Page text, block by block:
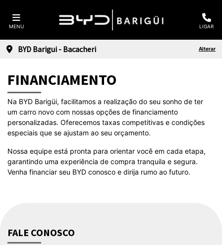
MENU LIGAR
BYD Barigui - Bacacheri Alterar
FINANCIAMENTO
Na BYD Barigüi, facilitamos a realização do seu sonho de ter
um carro novo com nossas opções de financiamento
personalizadas. Oferecemos taxas competitivas e condições
especiais que se ajustam ao seu orçamento.
Nossa equipe está pronta para orientar você em cada etapa,
garantindo uma experiência de compra tranquila e segura.
Venha financiar seu BYD conosco e dirija rumo ao futuro.
FALE CONOSCO